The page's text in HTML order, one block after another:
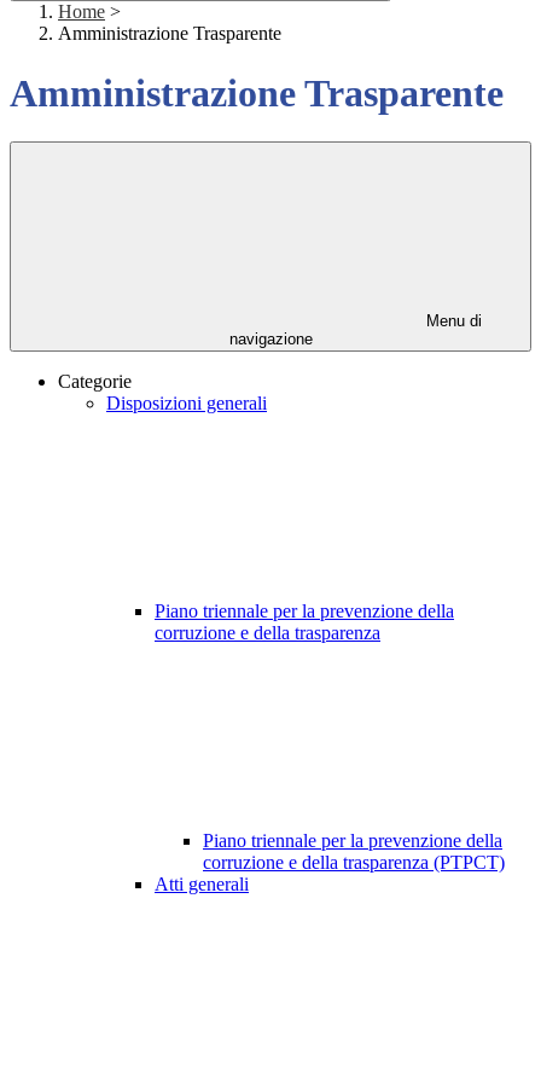
Home >
Amministrazione Trasparente
Amministrazione Trasparente
Menu di
navigazione
Categorie
Disposizioni generali
Piano triennale per la prevenzione della
corruzione e della trasparenza
Piano triennale per la prevenzione della
corruzione e della trasparenza (PTPCT)
Atti generali